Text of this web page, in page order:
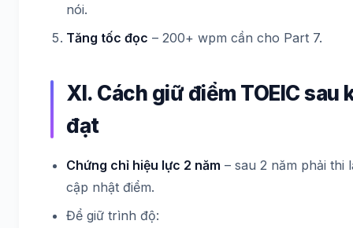
nói.
Tăng tốc đọc – 200+ wpm cần cho Part 7.
XI. Cách giữ điểm TOEIC sau
đạt
Chứng chỉ hiệu lực 2 năm – sau 2 năm phải thi
cập nhật điểm.
Để giữ trình độ: